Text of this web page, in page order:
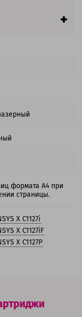
формата A4 при
страницы.
X C1127i
X C1127iF
X C1127P